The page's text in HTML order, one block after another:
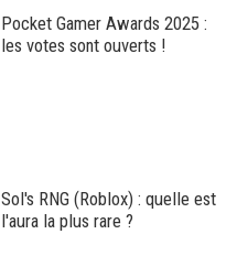
Pocket Gamer Awards 2025 :
les votes sont ouverts !
Sol's RNG (Roblox) : quelle est
l'aura la plus rare ?